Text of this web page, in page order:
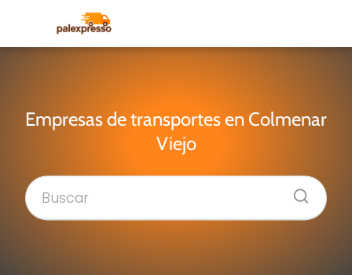
Empresas de transportes en Colmenar
Viejo